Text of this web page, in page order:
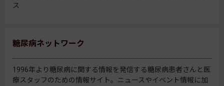
ス
糖尿病ネットワーク
1996年より糖尿病に関する情報を発信する糖尿病患者さんと医
療スタッフのための情報サイト。ニュースやイベント情報に加